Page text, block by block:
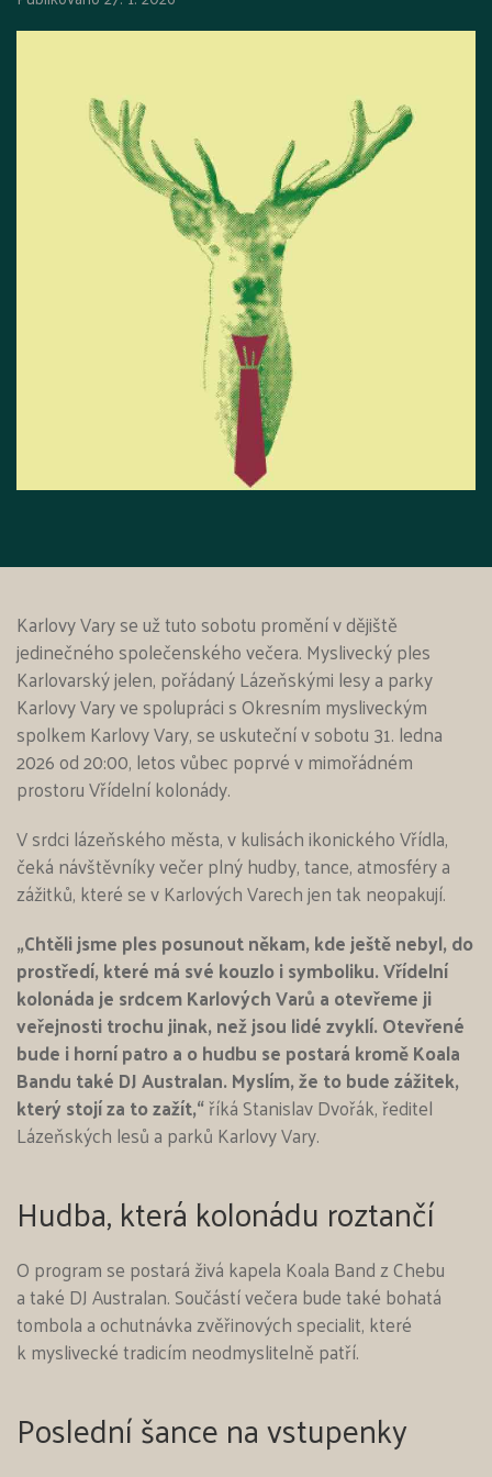
Karlovy Vary se už tuto sobotu promění v dějiště
jedinečného společenského večera. Myslivecký ples
Karlovarský jelen, pořádaný Lázeňskými lesy a parky
Karlovy Vary ve spolupráci s Okresním mysliveckým
spolkem Karlovy Vary, se uskuteční v sobotu 31. ledna
2026 od 20:00, letos vůbec poprvé v mimořádném
prostoru Vřídelní kolonády.
V srdci lázeňského města, v kulisách ikonického Vřídla,
čeká návštěvníky večer plný hudby, tance, atmosféry a
zážitků, které se v Karlových Varech jen tak neopakují.
„Chtěli jsme ples posunout někam, kde ještě nebyl, do
prostředí, které má své kouzlo i symboliku. Vřídelní
kolonáda je srdcem Karlových Varů a otevřeme ji
veřejnosti trochu jinak, než jsou lidé zvyklí. Otevřené
bude i horní patro a o hudbu se postará kromě Koala
Bandu také DJ Australan. Myslím, že to bude zážitek,
který stojí za to zažít,“říká Stanislav Dvořák, ředitel
Lázeňských lesů a parků Karlovy Vary.
Hudba, která kolonádu roztančí
O program se postará živá kapela Koala Band z Chebu
a také DJ Australan. Součástí večera bude také bohatá
tombola a ochutnávka zvěřinových specialit, které
k myslivecké tradicím neodmyslitelně patří.
Poslední šance na vstupenky